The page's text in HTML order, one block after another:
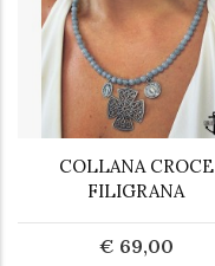
COLLANA CROCE
FILIGRANA
€ 69,00